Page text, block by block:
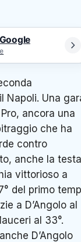
Napoli. Una
ancora una
che ha
contro
anche la testa
vittorioso a
del primo
a D’Angolo al
al 33°.
D’Angolo